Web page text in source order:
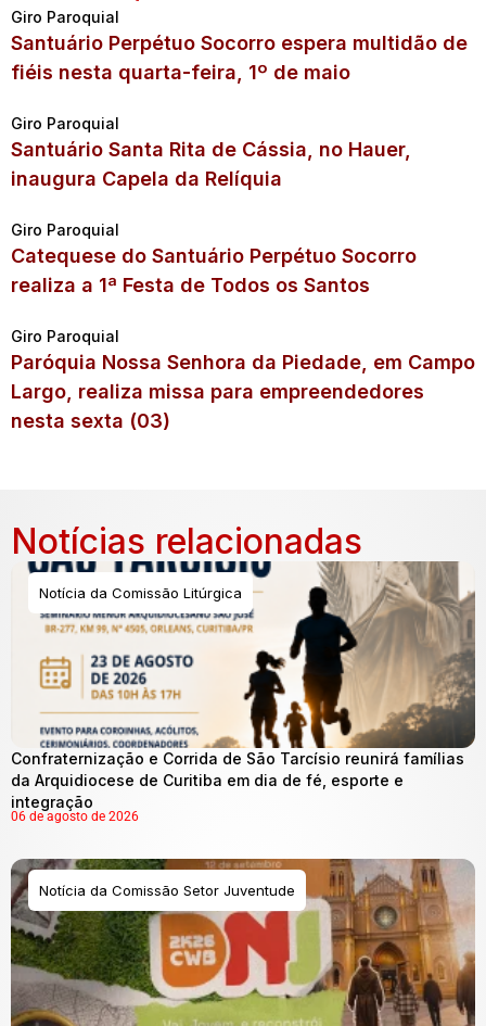
Giro Paroquial
Santuário Perpétuo Socorro espera multidão de
fiéis nesta quarta-feira, 1º de maio
Giro Paroquial
Santuário Santa Rita de Cássia, no Hauer,
inaugura Capela da Relíquia
Giro Paroquial
Catequese do Santuário Perpétuo Socorro
realiza a 1ª Festa de Todos os Santos
Giro Paroquial
Paróquia Nossa Senhora da Piedade, em Campo
Largo, realiza missa para empreendedores
nesta sexta (03)
Notícias relacionadas
Notícia da Comissão Litúrgica
Confraternização e Corrida de São Tarcísio reunirá famílias
da Arquidiocese de Curitiba em dia de fé, esporte e
integração
06 de agosto de 2026
Notícia da Comissão Setor Juventude